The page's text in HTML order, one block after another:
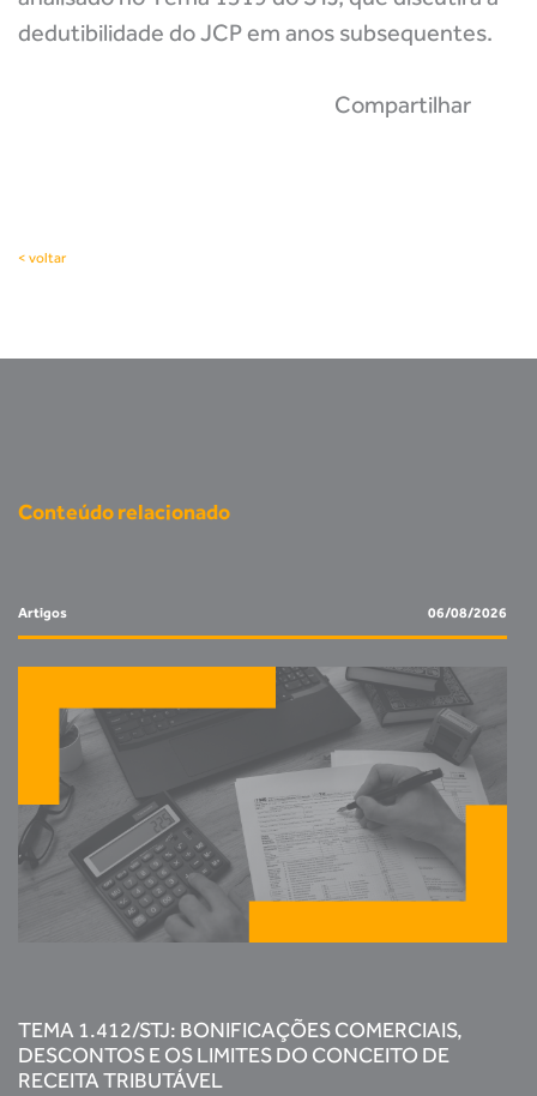
dedutibilidade do JCP em anos subsequentes.
Compartilhar
< voltar
Conteúdo relacionado
Artigos 06/08/2026
TEMA 1.412/STJ: BONIFICAÇÕES COMERCIAIS,
DESCONTOS E OS LIMITES DO CONCEITO DE
RECEITA TRIBUTÁVEL